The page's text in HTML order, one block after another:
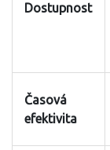
Dostupnost
Časová
efektivita